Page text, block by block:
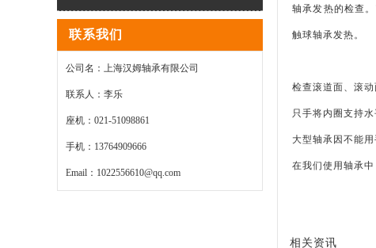
联系我们
公司名：上海汉姆轴承有限公司
联系人：李乐
座机：021-51098861
手机：13764909666
Email：1022556610@qq.com
轴承发热的检查
触球轴承发热。
检查滚道面、滚
只手将内圈支持
大型轴承因不能
在我们使用轴承
相关资讯